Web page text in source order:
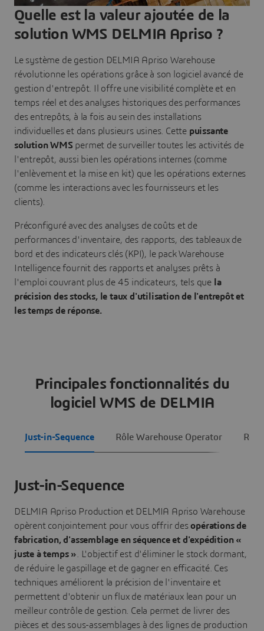
Quelle est la valeur ajoutée de la
solution WMS DELMIA Apriso ?
Le système de gestion DELMIA Apriso Warehouse
révolutionne les opérations grâce à son logiciel avancé de
gestion d'entrepôt. Il offre une visibilité complète et en
temps réel et des analyses historiques des performances
des entrepôts, à la fois au sein des installations
individuelles et dans plusieurs usines. Cette puissante
solution WMS permet de surveiller toutes les activités de
l'entrepôt, aussi bien les opérations internes (comme
l'enlèvement et la mise en kit) que les opérations externes
(comme les interactions avec les fournisseurs et les
clients).
Préconfiguré avec des analyses de coûts et de
performances d'inventaire, des rapports, des tableaux de
bord et des indicateurs clés (KPI), le pack Warehouse
Intelligence fournit des rapports et analyses prêts à
l'emploi couvrant plus de 45 indicateurs, tels que la
précision des stocks, le taux d'utilisation de l'entrepôt et
les temps de réponse.
Principales fonctionnalités du
logiciel WMS de DELMIA
Just-in-Sequence Rôle Warehouse Operator
Just-in-Sequence
DELMIA Apriso Production et DELMIA Apriso Warehouse
opèrent conjointement pour vous offrir desopérations de
fabrication, d'assemblage en séquence et d'expédition «
juste à temps ». L'objectif est d'éliminer le stock dormant,
de réduire le gaspillage et de gagner en efficacité. Ces
techniques améliorent la précision de l'inventaire et
permettent d'obtenir un flux de matériaux lean pour un
meilleur contrôle de gestion. Cela permet de livrer des
pièces et des sous-assemblages à des lignes de production